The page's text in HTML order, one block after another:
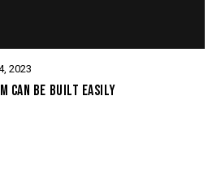
2023
CAN BE BUILT EASILY